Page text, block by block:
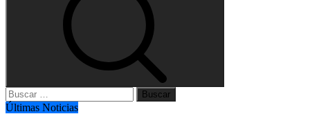
Buscar:
Últimas Noticias